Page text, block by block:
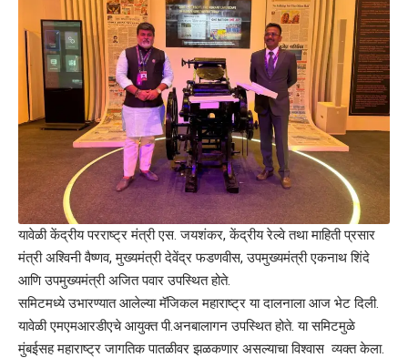
यावेळी केंद्रीय परराष्ट्र मंत्री एस. जयशंकर, केंद्रीय रेल्वे तथा माहिती प्रसार
मंत्री अश्विनी वैष्णव, मुख्यमंत्री देवेंद्र फडणवीस, उपमुख्यमंत्री एकनाथ शिंदे
आणि उपमुख्यमंत्री अजित पवार उपस्थित होते.
समिटमध्ये उभारण्यात आलेल्या मॅजिकल महाराष्ट्र या दालनाला आज भेट दिली.
यावेळी एमएमआरडीएचे आयुक्त पी.अनबालागन उपस्थित होते. या समिटमुळे
मुंबईसह महाराष्ट्र जागतिक पातळीवर झळकणार असल्याचा विश्वास व्यक्त केला.